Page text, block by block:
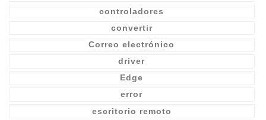
controladores
convertir
Correo electrónico
driver
Edge
error
escritorio remoto